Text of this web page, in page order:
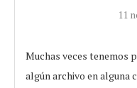
11
Muchas veces tenemos
algún archivo en alguna